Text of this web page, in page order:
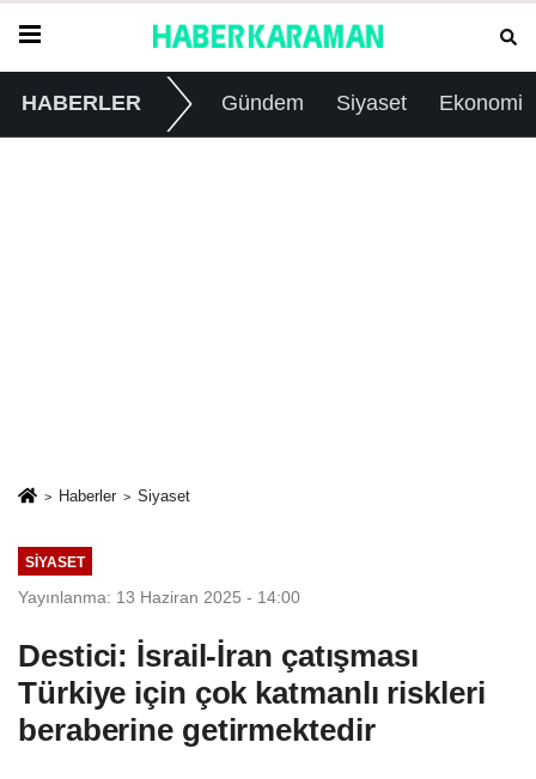
HABERLER Gündem Siyaset Ekonomi
Haberler Siyaset
SIYASET
Yayınlanma: 13 Haziran 2025 - 14:00
Destici: İsrail-İran çatışması
Türkiye için çok katmanlı riskleri
beraberine getirmektedir